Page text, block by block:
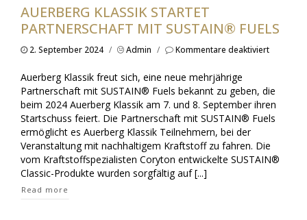
AUERBERG KLASSIK STARTET
PARTNERSCHAFT MIT SUSTAIN® FUELS
2. September 2024 / Admin / Kommentare deaktiviertfür
mit
Auerberg Klassik freut sich, eine neue mehrjährige
Partnerschaft mit SUSTAIN® Fuels bekannt zu geben, die
beim 2024 Auerberg Klassik am 7. und 8. September ihren
Startschuss feiert. Die Partnerschaft mit SUSTAIN® Fuels
ermöglicht es Auerberg Klassik Teilnehmern, bei der
Veranstaltung mit nachhaltigem Kraftstoff zu fahren. Die
vom Kraftstoffspezialisten Coryton entwickelte SUSTAIN®
Classic-Produkte wurden sorgfältig auf [...]
Read more